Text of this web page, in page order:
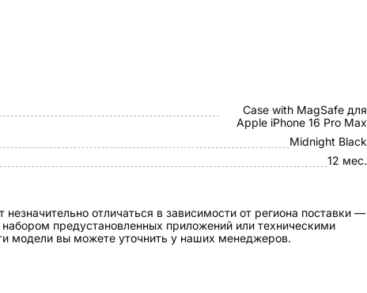
Case with MagSafe для
Apple iPhone 16 Pro Max
Midnight Black
12 мес.
отличаться в зависимости от региона поставки —
предустановленных приложений или техническими
модели вы можете уточнить у наших менеджеров.